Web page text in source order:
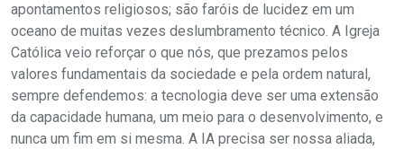
apontamentos religiosos; são faróis de lucidez em um
oceano de muitas vezes deslumbramento técnico. A Igreja
Católica veio reforçar o que nós, que prezamos pelos
valores fundamentais da sociedade e pela ordem natural,
sempre defendemos: a tecnologia deve ser uma extensão
da capacidade humana, um meio para o desenvolvimento, e
nunca um fim em si mesma. A IA precisa ser nossa aliada,